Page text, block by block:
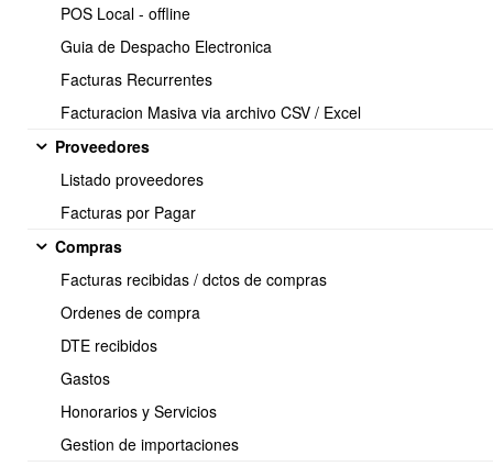
POS Local - offline
Guia de Despacho Electronica
Facturas Recurrentes
Facturacion Masiva via archivo CSV / Excel
Proveedores
Listado proveedores
Facturas por Pagar
Compras
Facturas recibidas / dctos de compras
Ordenes de compra
DTE recibidos
Gastos
Honorarios y Servicios
Gestion de importaciones
Una vez seleccionada la opciónNueva Sucursal
los datos solicitados. Las sucursales pueden editarse y eliminarse.